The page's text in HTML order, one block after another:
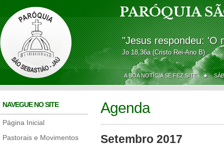
PARÓQUIA
"Jesus respondeu: 'O
Jo 18,36a (Cristo Rei-Ano B)
A BOA NOTÍCIA SE FEZ SITE ★
NAVEGUE NO SITE
Página Inicial
Pastorais e Movimentos
Agenda
Setembro 2017